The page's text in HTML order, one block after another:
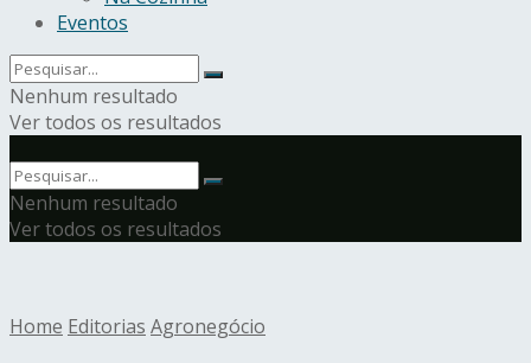
Eventos
Nenhum resultado
Ver todos os resultados
Nenhum resultado
Ver todos os resultados
Home Editorias Agronegócio